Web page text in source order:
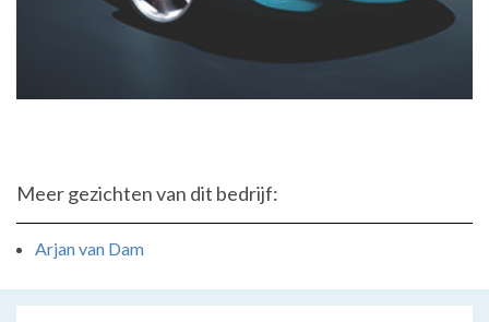
Meer gezichten van dit bedrijf:
Arjan van Dam